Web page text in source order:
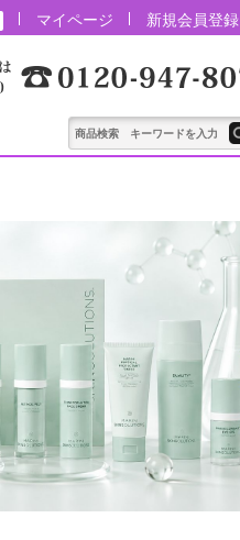
マイページ 新規会員登録